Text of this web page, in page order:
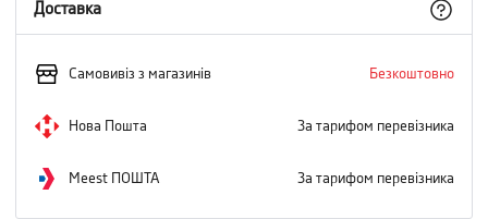
Доставка
Самовивіз з магазинів Безкоштовно
Нова Пошта За тарифом перевізника
Meest ПОШТА За тарифом перевізника